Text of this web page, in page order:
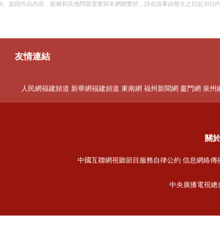
6、如因作品內容、版權和其他問題需要與本網聯繫的，請在該事由發生之日起30日
友情連結
人民網福建頻道 新華網福建頻道 東南網 福州新聞網 廈門網 泉州
關
中國互聯網視聽節目服務自律公約 信息網絡傳
中央廣播電視總